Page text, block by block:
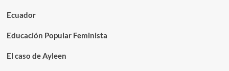
Ecuador
Educación Popular Feminista
El caso de Ayleen